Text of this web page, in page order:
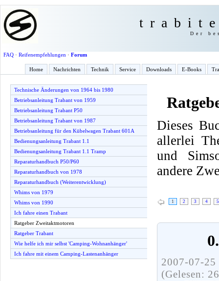
Der
FAQ· Reifenempfehlungen · Forum
Home Nachrichten Technik Service Downloads E-Books
Technische Änderungen von 1964 bis 1980
Betriebsanleitung Trabant von 1959
Betriebsanleitung Trabant P50
Betriebsanleitung Trabant von 1987
Betriebsanleitung für den Kübelwagen Trabant 601A
Bedienungsanleitung Trabant 1.1
Bedienungsanleitung Trabant 1.1 Tramp
Reparaturhandbuch P50/P60
Reparaturhandbuch von 1978
Reparaturhandbuch (Weiterentwicklung)
Whims von 1979
Whims von 1990
Ich fahre einen Trabant
Ratgeber Zweitaktmotoren
Ratgeber Trabant
Wie helfe ich mir selbst 'Camping-Wohnanhänger'
Ich fahre mit einem Camping-Lastenanhänger
Dieses
allerlei
und
andere
1 2 3 4 5
2007-07-
(Gelesen: